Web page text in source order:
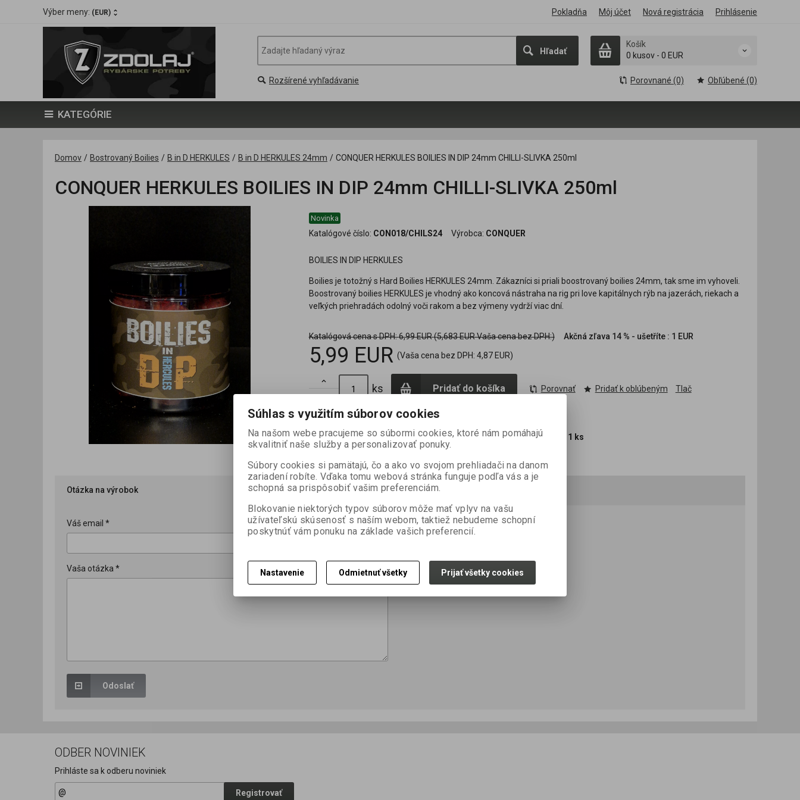
Výber meny: (EUR) Pokladňa Môj účet Nová registrácia Prihlásenie
Hľadať
Košík
0 kusov - 0 EUR
Rozšírené vyhľadávanie Porovnané (0) Obľúbené (0)
KATEGÓRIE
Domov / Bostrovaný Boilies / B in D HERKULES / B in D HERKULES 24mm / CONQUER HERKULES BOILIES IN DIP 24mm CHILLI-SLIVKA 250ml
CONQUER HERKULES BOILIES IN DIP 24mm CHILLI-SLIVKA 250ml
Novinka
Katalógové číslo: CON018/CHILS24 Výrobca: CONQUER
BOILIES IN DIP HERKULES
Boilies je totožný s Hard Boilies HERKULES 24mm. Zákazníci si priali boostrovaný boilies 24mm, tak sme im vyhoveli.
Boostrovaný boilies HERKULES je vhodný ako koncová nástraha na rig pri love kapitálnych rýb na jazerách, riekach a
veľkých priehradách odolný voči rakom a bez výmeny vydrží viac dní.
Katalógová cena s DPH:6,99 EUR(5,683 EUR Vaša cena bez DPH:) Akčná zľava 14 % - ušetříte : 1 EUR
5,99 EUR (Vaša cena bez DPH: 4,87 EUR)


ks Pridať do košíka Porovnať Pridať k oblúbeným Tlač
Termín dodania (dni):2 Hmotnosť balenia:0,25 kg Počet v balení: 1 ks
Otázka na výrobok Doporučiť výrobok
Váš email *
Vaša otázka *
Odoslať
ODBER NOVINIEK
Prihláste sa k odberu noviniek
Registrovať
Súhlas s využitím súborov cookies
Na našom webe pracujeme so súbormi cookies, ktoré nám pomáhajú
skvalitniť naše služby a personalizovať ponuky.
Súbory cookies si pamätajú, čo a ako vo svojom prehliadači na danom
zariadení robíte. Vďaka tomu webová stránka funguje podľa vás a je
schopná sa prispôsobiť vašim preferenciám.
Blokovanie niektorých typov súborov môže mať vplyv na vašu
užívateľskú skúsenosť s naším webom, taktiež nebudeme schopní
poskytnúť vám ponuku na základe vašich preferencií.
Nastavenie Odmietnuť všetky Prijať všetky cookies